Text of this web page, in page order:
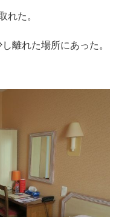
れた。
離れた場所にあった。